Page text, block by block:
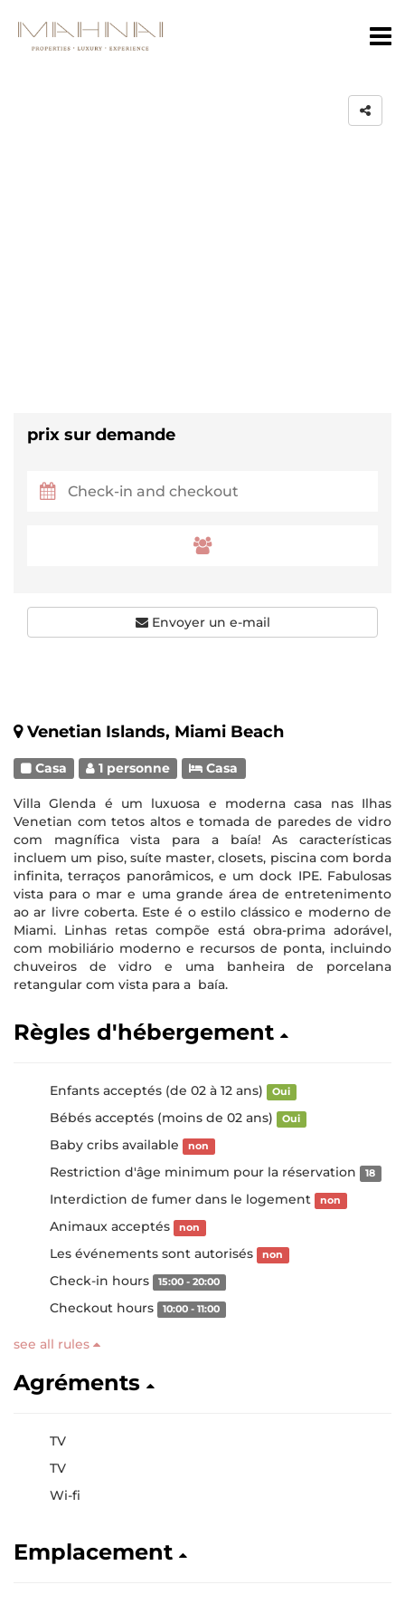
Venetian Islands, Miami Beach
Casa 1 personne Casa
Villa Glenda é um luxuosa e moderna casa nas Ilhas
Venetian com tetos altos e tomada de paredes de vidro
com magnífica vista para a baía! As características
incluem um piso, suíte master, closets, piscina com borda
infinita, terraços panorâmicos, e um dock IPE. Fabulosas
vista para o mar e uma grande área de entretenimento
ao ar livre coberta. Este é o estilo clássico e moderno de
Miami. Linhas retas compõe está obra-prima adorável,
com mobiliário moderno e recursos de ponta, incluindo
chuveiros de vidro e uma banheira de porcelana
retangular com vista para a baía.
Règles d'hébergement
Enfants acceptés (de 02 à 12 ans) Oui
Bébés acceptés (moins de 02 ans) Oui
Baby cribs available non
Restriction d'âge minimum pour la réservation 18
Interdiction de fumer dans le logement non
Animaux acceptés non
Les événements sont autorisés non
Check-in hours 15:00 - 20:00
Checkout hours 10:00 - 11:00
see all rules
Agréments
TV
TV
Wi-fi
Emplacement
prix sur demande
Envoyer un e-mail